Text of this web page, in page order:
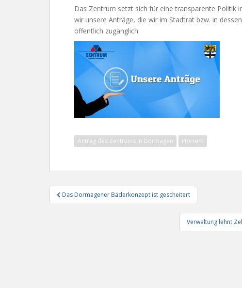
Das Zentrum setzt sich für eine transparente Politik
wir unsere Anträge, die wir im Stadtrat bzw. in
öffentlich zugänglich.
Antrag des Zentrums in Dormagen Horrem
Beitragsnavigation
Das Dormagener Bäderkonzept ist gescheitert
Verwaltung lehnt